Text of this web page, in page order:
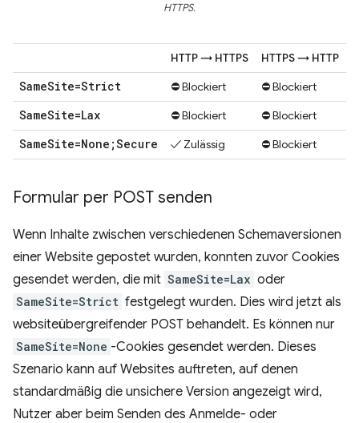
HTTPS.
HTTP → HTTPS HTTPS → HTTP
SameSite=Strict ⛔ Blockiert ⛔ Blockiert
SameSite=Lax ⛔ Blockiert ⛔ Blockiert
SameSite=None;Secure ✓ Zulässig ⛔ Blockiert
Formular per POST senden
Wenn Inhalte zwischen verschiedenen Schemaversionen
einer Website gepostet wurden, konnten zuvor Cookies
gesendet werden, die mit SameSite=Lax oder
SameSite=Strict festgelegt wurden. Dies wird jetzt als
websiteübergreifender POST behandelt. Es können nur
SameSite=None -Cookies gesendet werden. Dieses
Szenario kann auf Websites auftreten, auf denen
standardmäßig die unsichere Version angezeigt wird,
Nutzer aber beim Senden des Anmelde- oder